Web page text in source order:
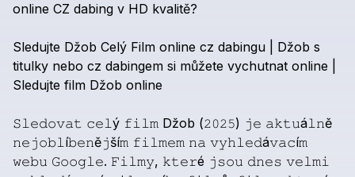
online CZ dabing v HD kvalitě?
Sledujte Džob Celý Film online cz dabingu Džob s
titulky nebo cz dabingem si můžete vychutnat online
Sledujte film Džob online
𝚂𝚕𝚎𝚍𝚘𝚟𝚊𝚝 𝚌𝚎𝚕ý 𝚏𝚒𝚕𝚖 Džob (𝟸𝟶𝟸𝟻) 𝚓𝚎 𝚊𝚔𝚝𝚞á𝚕𝚗ě
𝚗𝚎𝚓𝚘𝚋𝚕í𝚋𝚎𝚗ě𝚓ší𝚖 𝚏𝚒𝚕𝚖𝚎𝚖 𝚗𝚊 𝚟𝚢𝚑𝚕𝚎𝚍á𝚟𝚊𝚌í𝚖
𝚠𝚎𝚋𝚞 𝙶𝚘𝚘𝚐𝚕𝚎. 𝙵𝚒𝚕𝚖𝚢, 𝚔𝚝𝚎𝚛é 𝚓𝚜𝚘𝚞 𝚍𝚗𝚎𝚜 𝚟𝚎𝚕𝚖𝚒